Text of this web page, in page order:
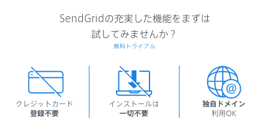
クレジットカード
登録不要
インストールは
一切不要
独自ドメイン
利用OK
SendGridの充実した機能をまずは
試してみませんか？
無料トライアル